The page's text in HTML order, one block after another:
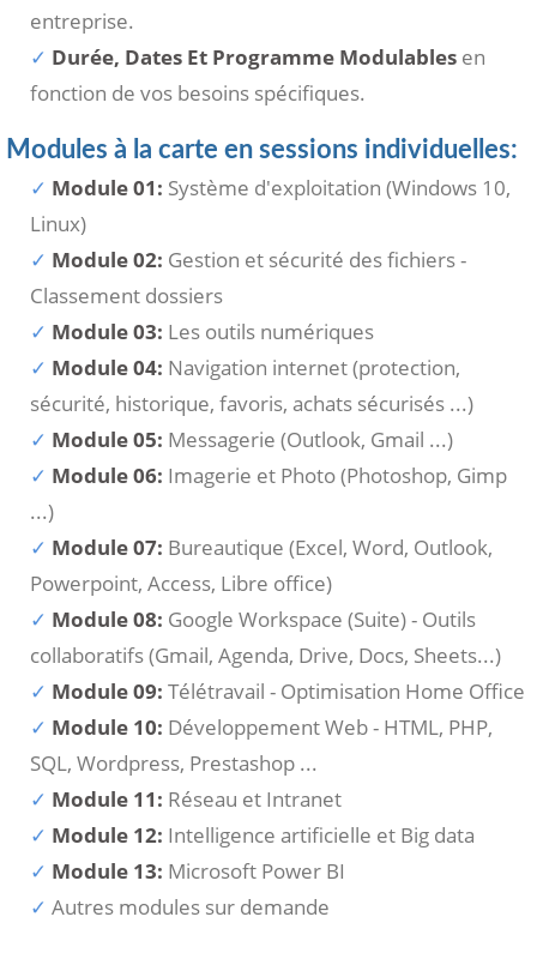
entreprise.
Durée, Dates Et Programme Modulables en
fonction de vos besoins spécifiques.
Modules à la carte en sessions individuelles:
Module 01: Système d'exploitation (Windows 10,
Linux)
Module 02: Gestion et sécurité des fichiers -
Classement dossiers
Module 03: Les outils numériques
Module 04: Navigation internet (protection,
sécurité, historique, favoris, achats sécurisés ...)
Module 05: Messagerie (Outlook, Gmail ...)
Module 06: Imagerie et Photo (Photoshop, Gimp
...)
Module 07: Bureautique (Excel, Word, Outlook,
Powerpoint, Access, Libre office)
Module 08: Google Workspace (Suite) - Outils
collaboratifs (Gmail, Agenda, Drive, Docs, Sheets...)
Module 09: Télétravail - Optimisation Home Office
Module 10: Développement Web - HTML, PHP,
SQL, Wordpress, Prestashop ...
Module 11: Réseau et Intranet
Module 12: Intelligence artificielle et Big data
Module 13: Microsoft Power BI
Autres modules sur demande